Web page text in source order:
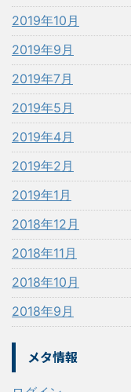
2019年10月
2019年9月
2019年7月
2019年5月
2019年4月
2019年2月
2019年1月
2018年12月
2018年11月
2018年10月
2018年9月
メタ情報